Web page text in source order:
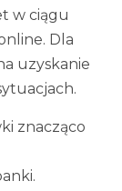
w ciągu
Dla
uzyskanie
znacząco